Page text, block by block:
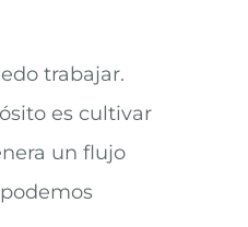
trabajar.
es cultivar
un flujo